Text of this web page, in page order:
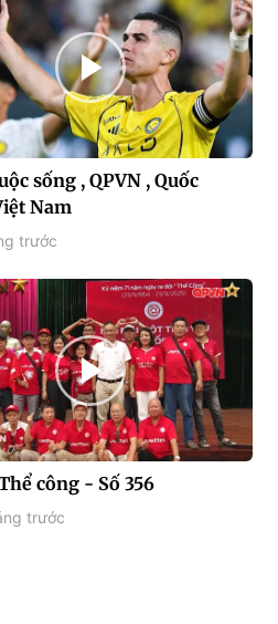
sống , QPVN , Quốc
Nam
trước
công - Số 356
trước